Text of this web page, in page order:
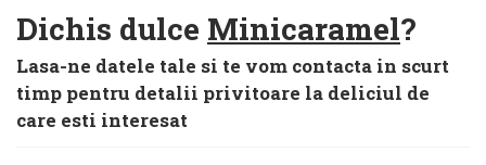
Dichis dulce Minicaramel?
Lasa-ne datele tale si te vom contacta in scurt
timp pentru detalii privitoare la deliciul de
care esti interesat